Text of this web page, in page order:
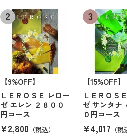
【9%OFF】
ＬＥＲＯＳＥ レロー
ゼ エレン ２８００
円コース
¥2,800 （税込）
【15%OFF】
ＬＥＲＯＳ
ゼ サンタナ
０円コース
¥4,017 （